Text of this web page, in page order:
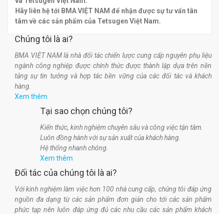
Hãy liên hệ tới BMA VIỆT NAM để nhận được sự tư vấn tân
tâm về các sản phẩm của Tetsugen Việt Nam.
Chúng tôi là ai?
BMA VIỆT NAM là nhà đối tác chiến lược cung cấp nguyên phụ liệu
ngành công nghiệp được chính thức được thành lập dựa trên nền
tảng sự tin tưởng và hợp tác bền vững của các đối tác và khách
hàng.
Xem thêm
Tại sao chọn chúng tôi?
Kiến thức, kinh nghiệm chuyên sâu và công việc tận tâm.
Luôn đồng hành với sự sản xuất của khách hàng.
Hệ thống nhanh chóng.
Xem thêm
Đối tác của chúng tôi là ai?
Với kinh nghiệm làm việc hơn 100 nhà cung cấp, chúng tôi đáp ứng
nguồn đa dạng từ các sản phẩm đơn giản cho tới các sản phẩm
phức tạp nên luôn đáp ứng đủ các nhu cầu các sản phẩm khách